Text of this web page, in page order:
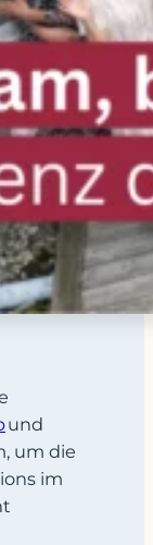
und
um die
im